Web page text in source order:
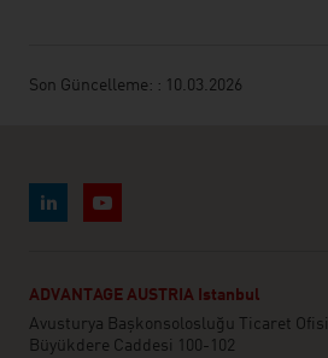
Son Güncelleme: : 10.03.2026
ADVANTAGE AUSTRIA Istanbul
Avusturya Başkonsolosluğu Ticaret Ofisi
Büyükdere Caddesi 100-102